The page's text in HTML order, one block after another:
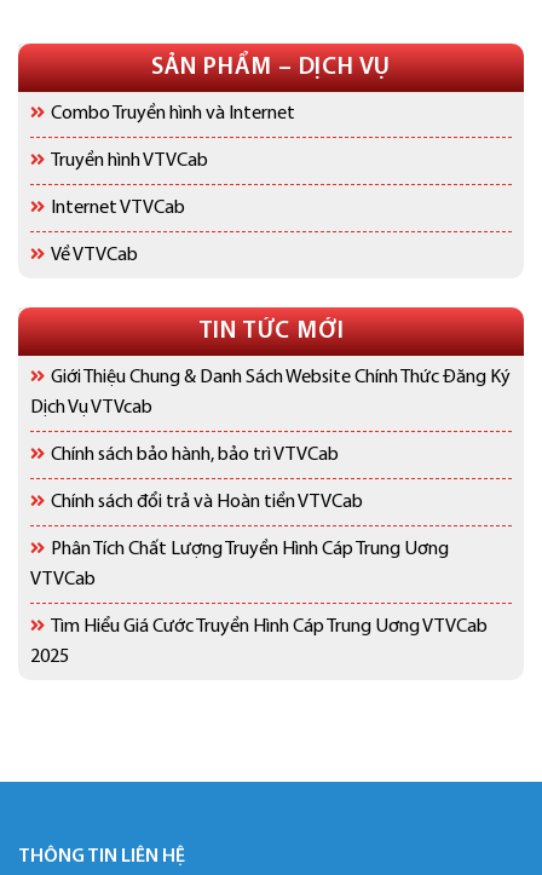
SẢN PHẨM – DỊCH VỤ
Combo Truyền hình và Internet
Truyền hình VTVCab
Internet VTVCab
Về VTVCab
TIN TỨC MỚI
Giới Thiệu Chung & Danh Sách Website Chính Thức Đăng Ký
Dịch Vụ VTVcab
Chính sách bảo hành, bảo trì VTVCab
Chính sách đổi trả và Hoàn tiền VTVCab
Phân Tích Chất Lượng Truyền Hình Cáp Trung Uơng
VTVCab
Tìm Hiểu Giá Cước Truyền Hình Cáp Trung Uơng VTVCab
2025
THÔNG TIN LIÊN HỆ